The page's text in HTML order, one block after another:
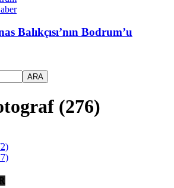
Balıkçısı’nın Bodrum’u
(276)